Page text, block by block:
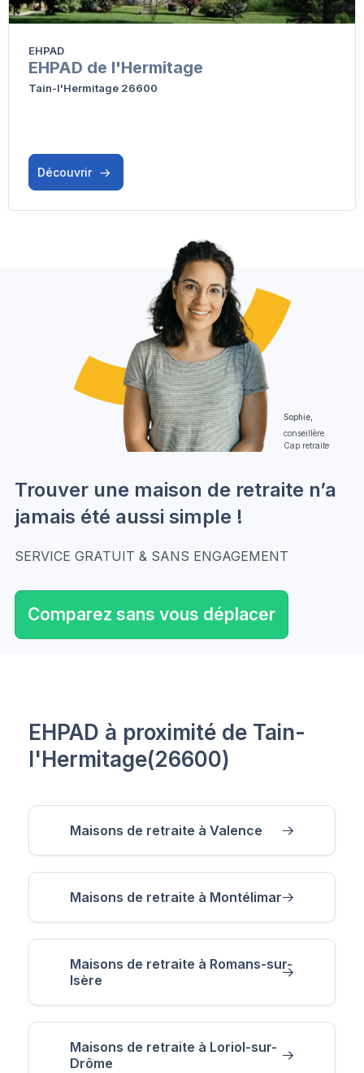
EHPAD
EHPAD de l'Hermitage
Tain-l'Hermitage 26600
Découvrir
Sophie,
conseillère
Cap retraite
Trouver une maison de retraite n’a
jamais été aussi simple !
SERVICE GRATUIT & SANS ENGAGEMENT
Comparez sans vous déplacer
EHPAD à proximité de Tain-
l'Hermitage(26600)
Maisons de retraite à Valence
Maisons de retraite à Montélimar
Maisons de retraite à Romans-sur-
Isère
Maisons de retraite à Loriol-sur-
Drôme